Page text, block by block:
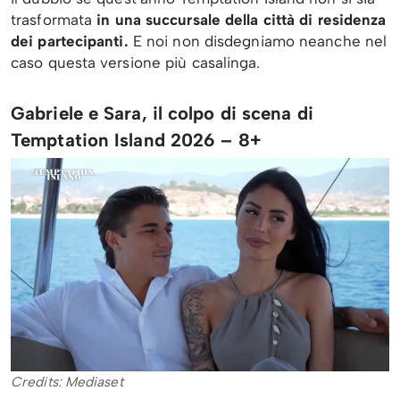
trasformata in una succursale della città di residenza
dei partecipanti. E noi non disdegniamo neanche nel
caso questa versione più casalinga.
Gabriele e Sara, il colpo di scena di
Temptation Island 2026 – 8+
Credits: Mediaset